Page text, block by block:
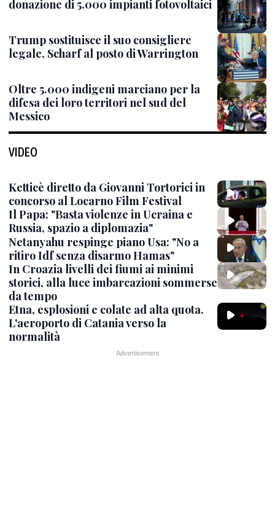
donazione di 5.000 impianti fotovoltaici
Trump sostituisce il suo consigliere
legale, Scharf al posto di Warrington
Oltre 5.000 indigeni marciano per la
difesa dei loro territori nel sud del
Messico
VIDEO
Ketticè diretto da Giovanni Tortorici in
concorso al Locarno Film Festival
Il Papa: "Basta violenze in Ucraina e
Russia, spazio a diplomazia"
Netanyahu respinge piano Usa: "No a
ritiro Idf senza disarmo Hamas"
In Croazia livelli dei fiumi ai minimi
storici, alla luce imbarcazioni sommerse
da tempo
Etna, esplosioni e colate ad alta quota.
L'aeroporto di Catania verso la
normalità